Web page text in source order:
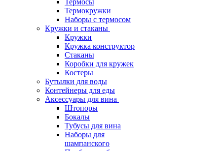
Термосы
Термокружки
Наборы с термосом
Кружки и стаканы
Кружки
Кружка конструктор
Стаканы
Коробки для кружек
Костеры
Бутылки для воды
Контейнеры для еды
Аксессуары для вина
Штопоры
Бокалы
Тубусы для вина
Наборы для
шампанского